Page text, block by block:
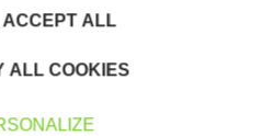
est inférieure à 1,6 SMIC
depuis 2022, est prolongée en
ACCEPT ALL
ALL COOKIES